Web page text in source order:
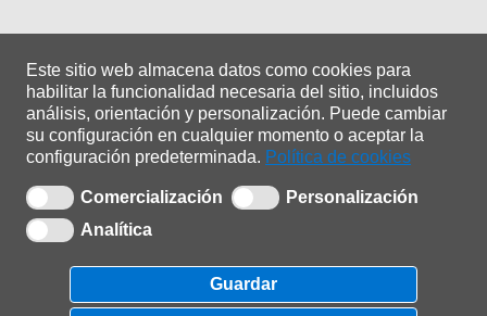
Este sitio web almacena datos como cookies para
habilitar la funcionalidad necesaria del sitio, incluidos
análisis, orientación y personalización. Puede cambiar
su configuración en cualquier momento o aceptar la
configuración predeterminada. Política de cookies
Comercialización
Personalización
Analítica
Guardar
Copyright © 2021 | ADA Sistemas| 0.1.0.25